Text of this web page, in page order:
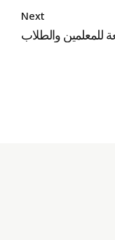
Next
للمعلمين والطلاب